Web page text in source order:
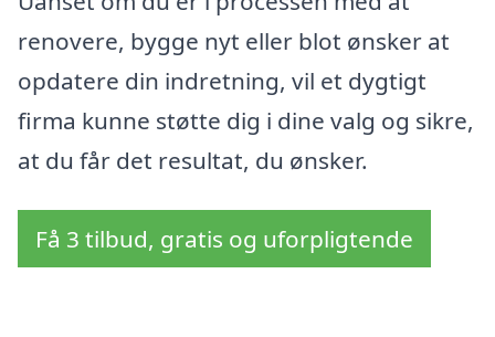
renovere, bygge nyt eller blot ønsker at
opdatere din indretning, vil et dygtigt
firma kunne støtte dig i dine valg og sikre,
at du får det resultat, du ønsker.
Få 3 tilbud, gratis og uforpligtende